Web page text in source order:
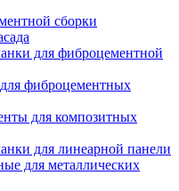
сборки
для фиброцементной
фиброцементных
для композитных
для линеарной панели
для металлических